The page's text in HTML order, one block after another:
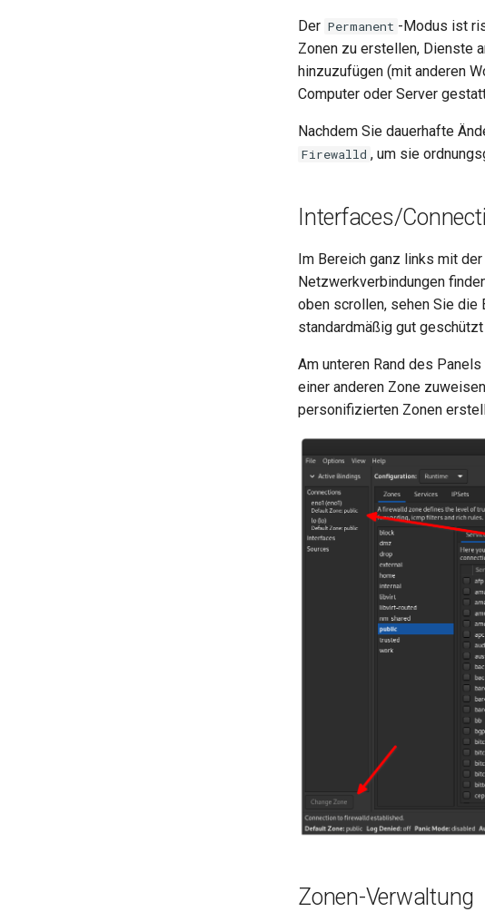
Der Permanent -Modus ist
Zonen zu erstellen, Dienste
hinzuzufügen (mit anderen
Computer oder Server
Nachdem Sie dauerhafte
Firewalld , um sie
Interfaces/
Im Bereich ganz links mit
Netzwerkverbindungen
oben scrollen, sehen Sie die
standardmäßig gut
Am unteren Rand des
einer anderen Zone
personifizierten Zonen
Zonen-Verwaltung